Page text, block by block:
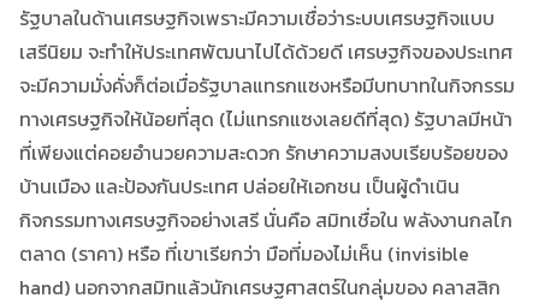
รัฐบาลในด้านเศรษฐกิจเพราะมีความเชื่อว่าระบบเศรษฐกิจแบบ
เสรีนิยม จะทำให้ประเทศพัฒนาไปได้ด้วยดี เศรษฐกิจของประเทศ
จะมีความมั่งคั่งก็ต่อเมื่อรัฐบาลแทรกแซงหรือมีบทบาทในกิจกรรม
ทางเศรษฐกิจให้น้อยที่สุด (ไม่แทรกแซงเลยดีที่สุด) รัฐบาลมีหน้า
ที่เพียงแต่คอยอำนวยความสะดวก รักษาความสงบเรียบร้อยของ
บ้านเมือง และป้องกันประเทศ ปล่อยให้เอกชน เป็นผู้ดำเนิน
กิจกรรมทางเศรษฐกิจอย่างเสรี นั่นคือ สมิทเชื่อใน พลังงานกลไก
ตลาด (ราคา) หรือ ที่เขาเรียกว่า มือที่มองไม่เห็น (invisible
hand) นอกจากสมิทแล้วนักเศรษฐศาสตร์ในกลุ่มของ คลาสสิก